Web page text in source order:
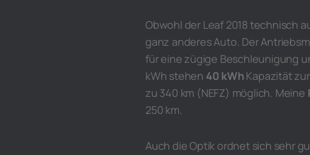
Obwohl der Leaf 2018 technisch
ganz anderes Auto. Der
für eine zügige Beschleunigung
kWh stehen 40 kWh Kapazität
zu 340 km (NEFZ) möglich. Meine
250 km.
Auch die Optik ordnet sich sehr